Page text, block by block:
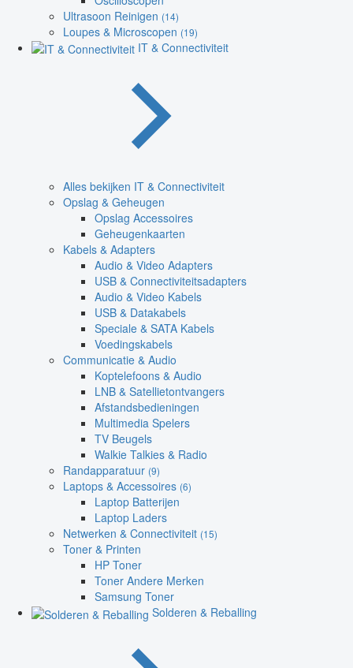
Ultrasoon Reinigen (14)
Loupes & Microscopen (19)
IT & Connectiviteit
Alles bekijken IT & Connectiviteit
Opslag & Geheugen
Opslag Accessoires
Geheugenkaarten
Kabels & Adapters
Audio & Video Adapters
USB & Connectiviteitsadapters
Audio & Video Kabels
USB & Datakabels
Speciale & SATA Kabels
Voedingskabels
Communicatie & Audio
Koptelefoons & Audio
LNB & Satellietontvangers
Afstandsbedieningen
Multimedia Spelers
TV Beugels
Walkie Talkies & Radio
Randapparatuur (9)
Laptops & Accessoires (6)
Laptop Batterijen
Laptop Laders
Netwerken & Connectiviteit (15)
Toner & Printen
HP Toner
Toner Andere Merken
Samsung Toner
Solderen & Reballing